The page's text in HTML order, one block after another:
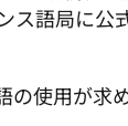
ス語局に公
使用が求